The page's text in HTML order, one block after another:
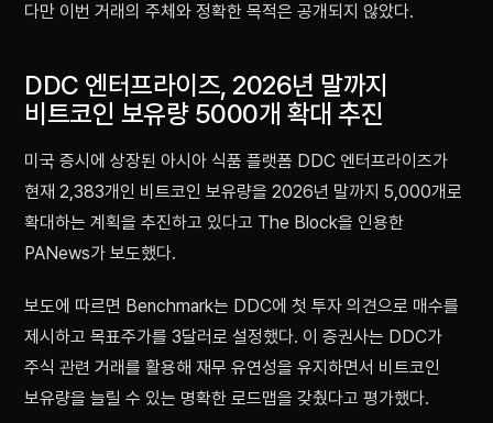
다만 이번 거래의 주체와 정확한 목적은 공개되지 않았다.
DDC 엔터프라이즈, 2026년 말까지
비트코인 보유량 5000개 확대 추진
미국 증시에 상장된 아시아 식품 플랫폼 DDC 엔터프라이즈가
현재 2,383개인 비트코인 보유량을 2026년 말까지 5,000개로
확대하는 계획을 추진하고 있다고 The Block을 인용한
PANews가 보도했다.
보도에 따르면 Benchmark는 DDC에 첫 투자 의견으로 매수를
제시하고 목표주가를 3달러로 설정했다. 이 증권사는 DDC가
주식 관련 거래를 활용해 재무 유연성을 유지하면서 비트코인
보유량을 늘릴 수 있는 명확한 로드맵을 갖췄다고 평가했다.